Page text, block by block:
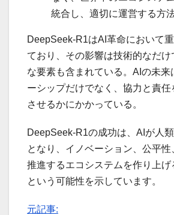
統合し、適切に運営する方
DeepSeek-R1はAI革命において
ており、その影響は技術的なだけ
な要素も含まれている。AIの未来
ーシップだけでなく、協力と責任
させるかにかかっている。
DeepSeek-R1の成功は、AIが人
となり、イノベーション、公平
推進するエコシステムを作り上げ
という可能性を示しています。
元記事: